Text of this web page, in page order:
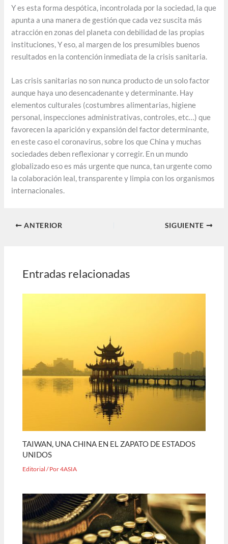
Y es esta forma despótica, incontrolada por la sociedad, la que
apunta a una manera de gestión que cada vez suscita más
atracción en zonas del planeta con debilidad de las propias
instituciones, Y eso, al margen de los presumibles buenos
resultados en la contención inmediata de la crisis sanitaria.
Las crisis sanitarias no son nunca producto de un solo factor
aunque haya uno desencadenante y determinante. Hay
elementos culturales (costumbres alimentarias, higiene
personal, inspecciones administrativas, controles, etc…) que
favorecen la aparición y expansión del factor determinante,
en este caso el coronavirus, sobre los que China y muchas
sociedades deben reflexionar y corregir. En un mundo
globalizado eso es más urgente que nunca, tan urgente como
la colaboración leal, transparente y limpia con los organismos
internacionales.
ANTERIOR SIGUIENTE
Entradas relacionadas
TAIWAN, UNA CHINA EN EL ZAPATO DE ESTADOS
UNIDOS
Editorial / Por4ASIA